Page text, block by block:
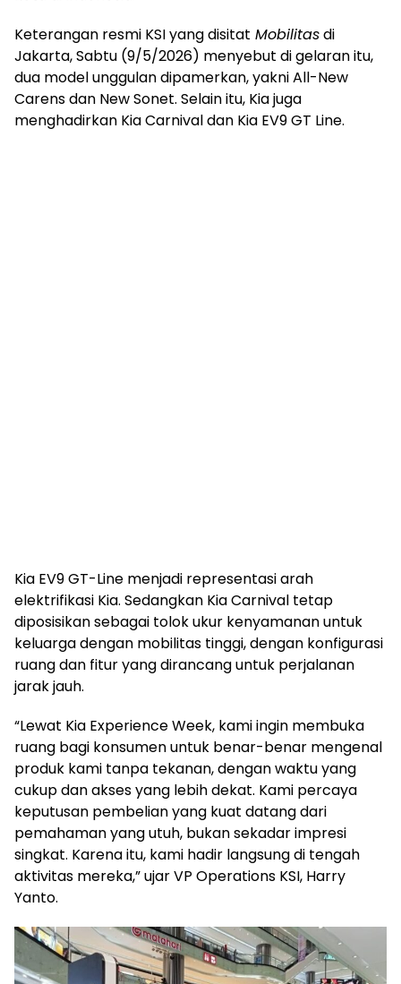
Keterangan resmi KSI yang disitat Mobilitasdi
Jakarta, Sabtu (9/5/2026) menyebut di gelaran itu,
dua model unggulan dipamerkan, yakni All-New
Carens dan New Sonet. Selain itu, Kia juga
menghadirkan Kia Carnival dan Kia EV9 GT Line.
Kia EV9 GT-Line menjadi representasi arah
elektrifikasi Kia. Sedangkan Kia Carnival tetap
diposisikan sebagai tolok ukur kenyamanan untuk
keluarga dengan mobilitas tinggi, dengan konfigurasi
ruang dan fitur yang dirancang untuk perjalanan
jarak jauh.
“Lewat Kia Experience Week, kami ingin membuka
ruang bagi konsumen untuk benar-benar mengenal
produk kami tanpa tekanan, dengan waktu yang
cukup dan akses yang lebih dekat. Kami percaya
keputusan pembelian yang kuat datang dari
pemahaman yang utuh, bukan sekadar impresi
singkat. Karena itu, kami hadir langsung di tengah
aktivitas mereka,” ujar VP Operations KSI, Harry
Yanto.